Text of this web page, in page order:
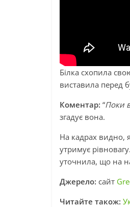
Білка схопила
виставила перед
Коментар: “Поки
згадує вона.
На кадрах видно,
утримує
уточнила, що на
Джерело: сайт
Читайте також: